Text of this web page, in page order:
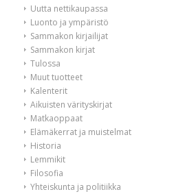
Uutta nettikaupassa
Luonto ja ympäristö
Sammakon kirjailijat
Sammakon kirjat
Tulossa
Muut tuotteet
Kalenterit
Aikuisten värityskirjat
Matkaoppaat
Elämäkerrat ja muistelmat
Historia
Lemmikit
Filosofia
Yhteiskunta ja politiikka